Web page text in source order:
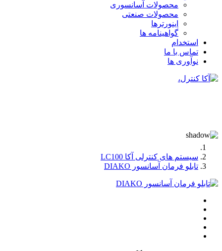
محصولات آسانسوری
محصولات صنعتی
اینورترها
گواهینامه ها
استخدام
تماس با ما
نوآوری ها
سیستم های کنترلی آکا LC100
تابلو فرمان آسانسور DIAKO